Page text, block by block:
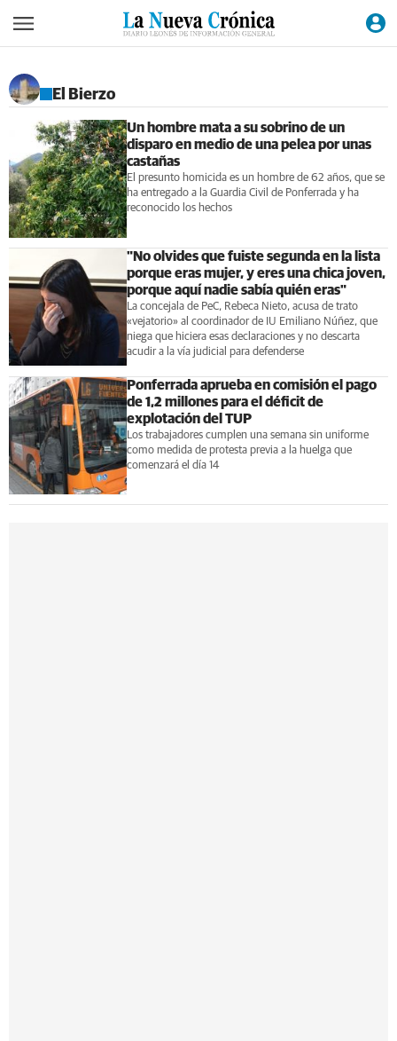
El Bierzo
Un hombre mata a su sobrino de un
disparo en medio de una pelea por unas
castañas
El presunto homicida es un hombre de 62 años, que se
ha entregado a la Guardia Civil de Ponferrada y ha
reconocido los hechos
"No olvides que fuiste segunda en la lista
porque eras mujer, y eres una chica joven,
porque aquí nadie sabía quién eras"
La concejala de PeC, Rebeca Nieto, acusa de trato
«vejatorio» al coordinador de IU Emiliano Núñez, que
niega que hiciera esas declaraciones y no descarta
acudir a la vía judicial para defenderse
Ponferrada aprueba en comisión el pago
de 1,2 millones para el déficit de
explotación del TUP
Los trabajadores cumplen una semana sin uniforme
como medida de protesta previa a la huelga que
comenzará el día 14